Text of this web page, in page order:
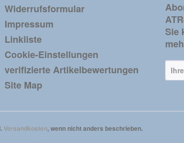
Widerrufsformular
Impressum
Linkliste
Cookie-Einstellungen
verifizierte Artikelbewertungen
Site Map
Sie
Versandkosten, wenn nicht anders beschrieben.